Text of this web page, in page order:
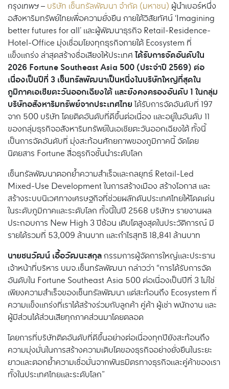
กรุงเทพฯ– บริษัท เซ็นทรัลพัฒนา จำกัด (มหาชน) ผู้นำเบอร์หนึ่ง
อสังหาริมทรัพย์ไทยเพื่อความยั่งยืน ภายใต้วิสัยทัศน์ ‘Imagining
better futures for all’ และผู้พัฒนาธุรกิจ Retail-Residence-
Hotel-Office มุ่งเชื่อมโยงทุกธุรกิจภายใต้ Ecosystem ที่
แข็งแกร่ง ล่าสุดสร้างชื่อเสียงให้ประเทศได้รับการจัดอันดับใน
2026 Fortune Southeast Asia 500 (ประจำปี 2569) ต่อ
เนื่องเป็นปีที่ 3 เซ็นทรัลพัฒนาเป็นหนึ่งในบริษัทใหญ่ที่สุดใน
ภูมิภาคเอเชียตะวันออกเฉียงใต้ และยังคงครองอันดับ 1 ในกลุ่ม
บริษัทอสังหาริมทรัพย์จากประเทศไทยได้รับการจัดอันดับที่ 197
จาก 500 บริษัท โดยติดอันดับที่ดีขึ้นต่อเนื่อง และอยู่ในอันดับ 11
ของกลุ่มธุรกิจอสังหาริมทรัพย์ในเอเชียตะวันออกเฉียงใต้ ทั้งนี้
เป็นการจัดอันดับที่ มุ่งสะท้อนศักยภาพของภูมิภาคนี้ จัดโดย
นิตยสาร Fortune สื่อธุรกิจชั้นนำระดับโลก
เซ็นทรัลพัฒนาตอกย้ำความสำเร็จและกลยุทธ์ Retail-Led
Mixed-Use Development ในการสร้างเมือง สร้างโอกาส และ
สร้างระบบนิเวศทางเศรษฐกิจที่ช่วยผลักดันประเทศไทยให้โดดเด่น
ในระดับภูมิภาคและระดับโลก ทั้งนี้ในปี 2568 บริษัทฯ รายงานผล
ประกอบการ New High 3 ปีซ้อน เติบโตสูงสุดในประวัติการณ์ มี
รายได้รวมที่ 53,009 ล้านบาท และกำไรสุทธิ 18,841 ล้านบาท
นายชนวัฒน์ เอื้อวัฒนะสกุลกรรมการผู้จัดการใหญ่และประธาน
เจ้าหน้าที่บริหาร บมจ.เซ็นทรัลพัฒนา กล่าวว่า “การได้รับการจัด
อันดับใน Fortune Southeast Asia 500 ต่อเนื่องเป็นปีที่ 3 ไม่ใช่
เพียงความสำเร็จของเซ็นทรัลพัฒนา แต่สะท้อนถึง Ecosystem ที่
ความแข็งแกร่งที่เราได้สร้างร่วมกับลูกค้า คู่ค้า ผู้เช่า พนักงาน และ
ผู้มีส่วนได้ส่วนเสียทุกภาคส่วนมาโดยตลอด
โดยการที่บริษัทติดอันดับที่ดีขึ้นอย่างต่อเนื่องทุกปียังสะท้อนถึง
ความมุ่งมั่นในการสร้างความเติบโตของธุรกิจอย่างยั่งยืนในระยะ
ยาวและตอกย้ำความเชื่อมั่นจากพันธมิตรทางธุรกิจและคู่ค้าของเรา
ทั้งในประเทศไทยและระดับโลก”